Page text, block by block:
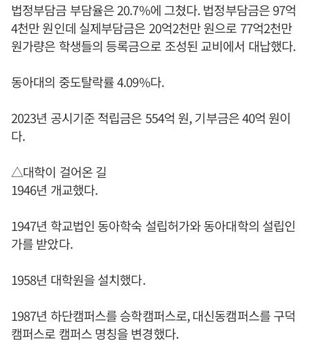
법정부담금 부담율은 20.7%에 그쳤다. 법정부담금은 97억
4천만 원인데 실제부담금은 20억2천만 원으로 77억2천만
원가량은 학생들의 등록금으로 조성된 교비에서 대납했다.
동아대의 중도탈락률 4.09%다.
2023년 공시기준 적립금은 554억 원, 기부금은 40억 원이
다.
△대학이 걸어온 길
1946년 개교했다.
1947년 학교법인 동아학숙 설립허가와 동아대학의 설립인
가를 받았다.
1958년 대학원을 설치했다.
1987년 하단캠퍼스를 승학캠퍼스로, 대신동캠퍼스를 구덕
캠퍼스로 캠퍼스 명칭을 변경했다.